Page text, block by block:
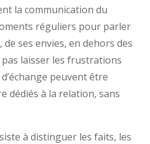
la communication du
réguliers pour parler
ses envies, en dehors des
laisser les frustrations
peuvent être
dédiés à la relation, sans
à distinguer les faits, les